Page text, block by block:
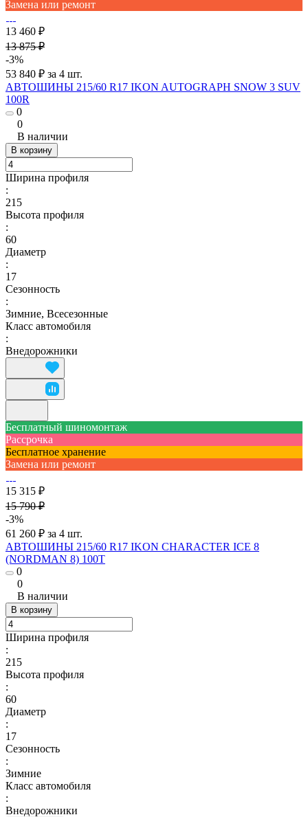
Замена или ремонт
13 460 ₽
13 875 ₽
-3%
53 840 ₽ за 4 шт.
АВТОШИНЫ 215/60 R17 IKON AUTOGRAPH SNOW 3 SUV
100R
0
0
В наличии
В корзину
Ширина профиля
:
215
Высота профиля
:
60
Диаметр
:
17
Сезонность
:
Зимние, Всесезонные
Класс автомобиля
:
Внедорожники
Бесплатный шиномонтаж
Рассрочка
Бесплатное хранение
Замена или ремонт
15 315 ₽
15 790 ₽
-3%
61 260 ₽ за 4 шт.
АВТОШИНЫ 215/60 R17 IKON CHARACTER ICE 8
(NORDMAN 8) 100T
0
0
В наличии
В корзину
Ширина профиля
:
215
Высота профиля
:
60
Диаметр
:
17
Сезонность
:
Зимние
Класс автомобиля
:
Внедорожники